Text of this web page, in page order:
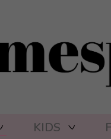
KIDS